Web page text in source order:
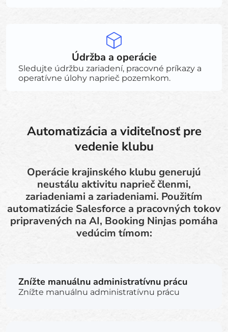
Údržba a operácie
Sledujte údržbu zariadení, pracovné príkazy a
operatívne úlohy naprieč pozemkom.
Automatizácia a viditeľnosť pre
vedenie klubu
Operácie krajinského klubu generujú
neustálu aktivitu naprieč členmi,
zariadeniami a zariadeniami. Použitím
automatizácie Salesforce a pracovných tokov
pripravených na AI, Booking Ninjas pomáha
vedúcim tímom:
Znížte manuálnu administratívnu prácu
Znížte manuálnu administratívnu prácu